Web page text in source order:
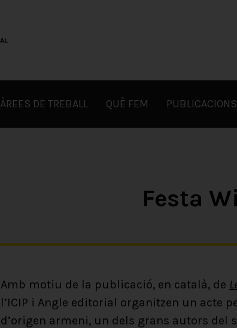
ÀREES DE TREBALL QUÈ FEM PUBLICACIONS
Festa
Amb motiu de la publicació, en català, de
l’ICIP i Angle editorial organitzen un acte
d’origen armeni, un dels grans autors del